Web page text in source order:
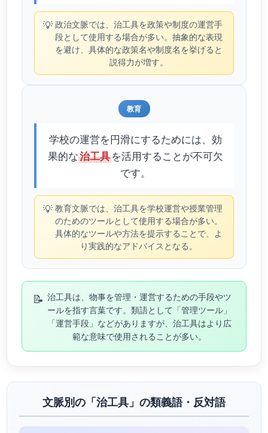
💡 政治文脈では、治工具を政策や制度の運営手
段として使用する場合が多い。抽象的な表現
を避け、具体的な政策名や制度名を挙げると
説得力が増す。
教育
学校の運営を円滑にするためには、効
果的な治工具を活用することが不可欠
です。
💡 教育文脈では、治工具を学校運営や授業管理
のためのツールとして使用する場合が多い。
具体的なツールや方法を提示することで、よ
り実践的なアドバイスとなる。
📝 治工具は、物事を管理・運営するための手段やツ
ールを指す言葉です。類語として「管理ツール」
「運営手段」などがありますが、治工具はより広
範な意味で使用されることが多い。
文脈別の「治工具」の類義語・反対語